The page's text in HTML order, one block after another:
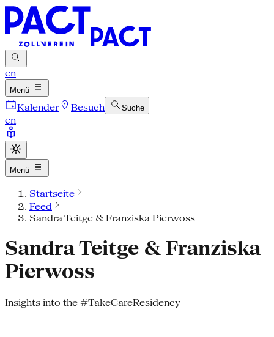
en
Menü
Kalender Besuch Suche
en
Menü
Startseite
Feed
Sandra Teitge & Franziska Pierwoss
Sandra Teitge & Franziska
Pierwoss
Insights into the #TakeCareResidency